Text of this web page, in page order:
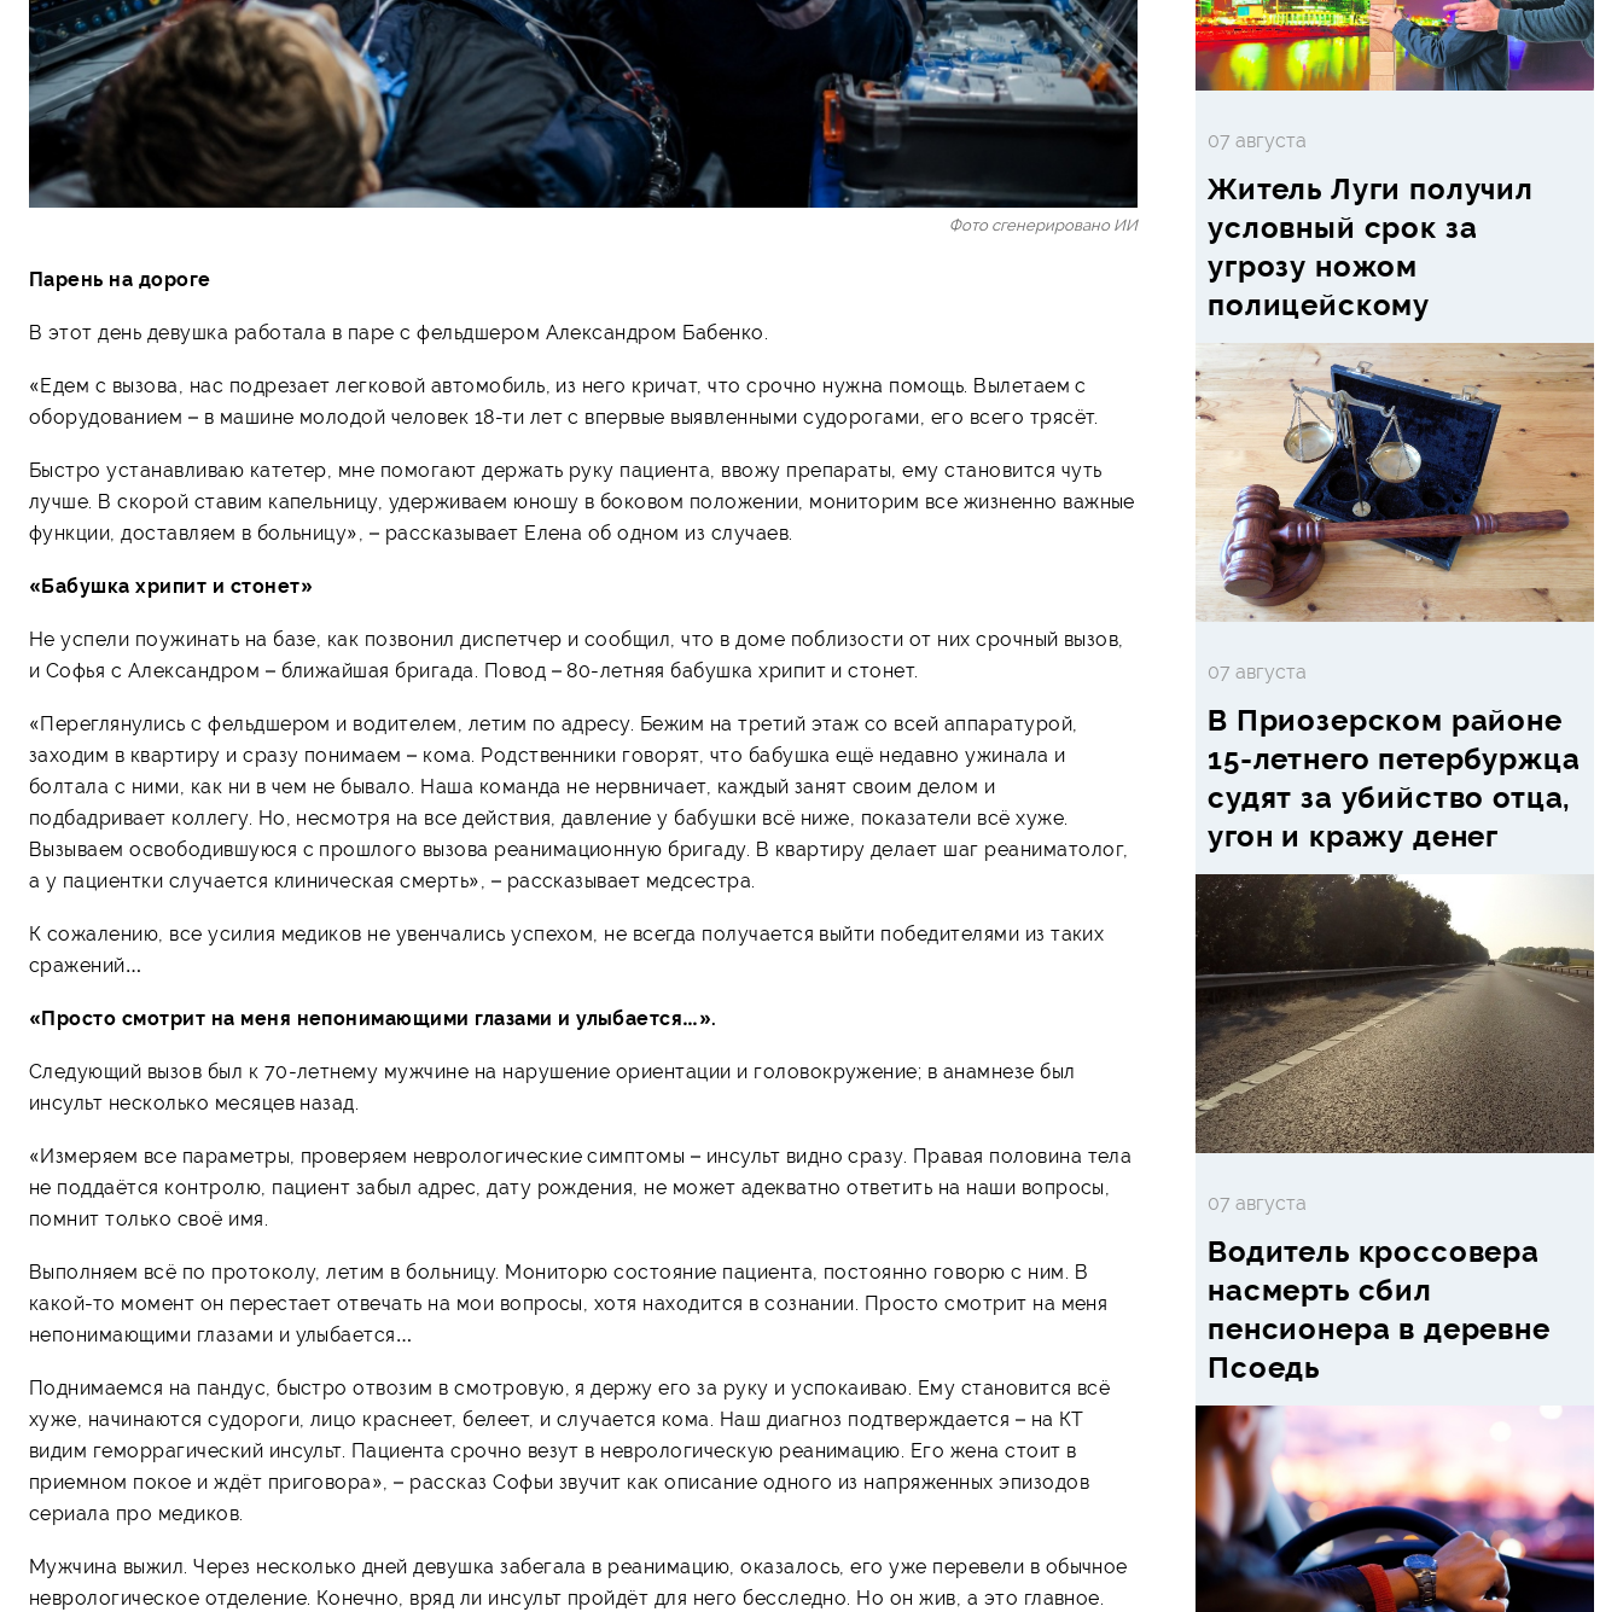
Фото сгенерировано ИИ
Парень на дороге
В этот день девушка работала в паре с фельдшером Александром Бабенко.
«Едем с вызова, нас подрезает легковой автомобиль, из него кричат, что срочно нужна помощь. Вылетаем с
оборудованием – в машине молодой человек 18-ти лет с впервые выявленными судорогами, его всего трясёт.
Быстро устанавливаю катетер, мне помогают держать руку пациента, ввожу препараты, ему становится чуть
лучше. В скорой ставим капельницу, удерживаем юношу в боковом положении, мониторим все жизненно важные
функции, доставляем в больницу», – рассказывает Елена об одном из случаев.
«Бабушка хрипит и стонет»
Не успели поужинать на базе, как позвонил диспетчер и сообщил, что в доме поблизости от них срочный вызов,
и Софья с Александром – ближайшая бригада. Повод – 80-летняя бабушка хрипит и стонет.
«Переглянулись с фельдшером и водителем, летим по адресу. Бежим на третий этаж со всей аппаратурой,
заходим в квартиру и сразу понимаем – кома. Родственники говорят, что бабушка ещё недавно ужинала и
болтала с ними, как ни в чем не бывало. Наша команда не нервничает, каждый занят своим делом и
подбадривает коллегу. Но, несмотря на все действия, давление у бабушки всё ниже, показатели всё хуже.
Вызываем освободившуюся с прошлого вызова реанимационную бригаду. В квартиру делает шаг реаниматолог,
а у пациентки случается клиническая смерть», – рассказывает медсестра.
К сожалению, все усилия медиков не увенчались успехом, не всегда получается выйти победителями из таких
сражений…
«Просто смотрит на меня непонимающими глазами и улыбается…».
Следующий вызов был к 70-летнему мужчине на нарушение ориентации и головокружение; в анамнезе был
инсульт несколько месяцев назад.
«Измеряем все параметры, проверяем неврологические симптомы – инсульт видно сразу. Правая половина тела
не поддаётся контролю, пациент забыл адрес, дату рождения, не может адекватно ответить на наши вопросы,
помнит только своё имя.
Выполняем всё по протоколу, летим в больницу. Мониторю состояние пациента, постоянно говорю с ним. В
какой-то момент он перестает отвечать на мои вопросы, хотя находится в сознании. Просто смотрит на меня
непонимающими глазами и улыбается…
Поднимаемся на пандус, быстро отвозим в смотровую, я держу его за руку и успокаиваю. Ему становится всё
хуже, начинаются судороги, лицо краснеет, белеет, и случается кома. Наш диагноз подтверждается – на КТ
видим геморрагический инсульт. Пациента срочно везут в неврологическую реанимацию. Его жена стоит в
приемном покое и ждёт приговора», – рассказ Софьи звучит как описание одного из напряженных эпизодов
сериала про медиков.
Мужчина выжил. Через несколько дней девушка забегала в реанимацию, оказалось, его уже перевели в обычное
неврологическое отделение. Конечно, вряд ли инсульт пройдёт для него бесследно. Но он жив, а это главное.
07 августа
Житель Луги получил
условный срок за
угрозу ножом
полицейскому
07 августа
В Приозерском районе
15-летнего петербуржца
судят за убийство отца,
угон и кражу денег
07 августа
Водитель кроссовера
насмерть сбил
пенсионера в деревне
Псоедь